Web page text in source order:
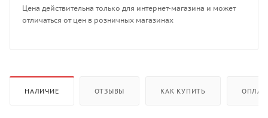
Цена действительна только для интернет-магазина и может
отличаться от цен в розничных магазинах
НАЛИЧИЕ ОТЗЫВЫ КАК КУПИТЬ